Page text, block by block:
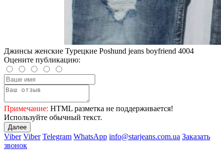
Джинсы женские Турецкие Poshund jeans boyfriend 4004
Оцените публикацию:
Примечание: HTML разметка не поддерживается!
Используйте обычный текст.
Далее
Viber Viber Telegram WhatsApp info@starjeans.com.ua Заказать
звонок